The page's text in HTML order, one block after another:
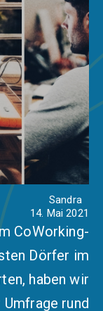
Sandra
14. Mai 2021
CoWorking-
Dörfer im
haben wir
rund